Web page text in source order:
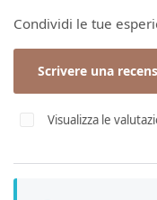
Condividi le tue
Scrivere una
Visualizza le